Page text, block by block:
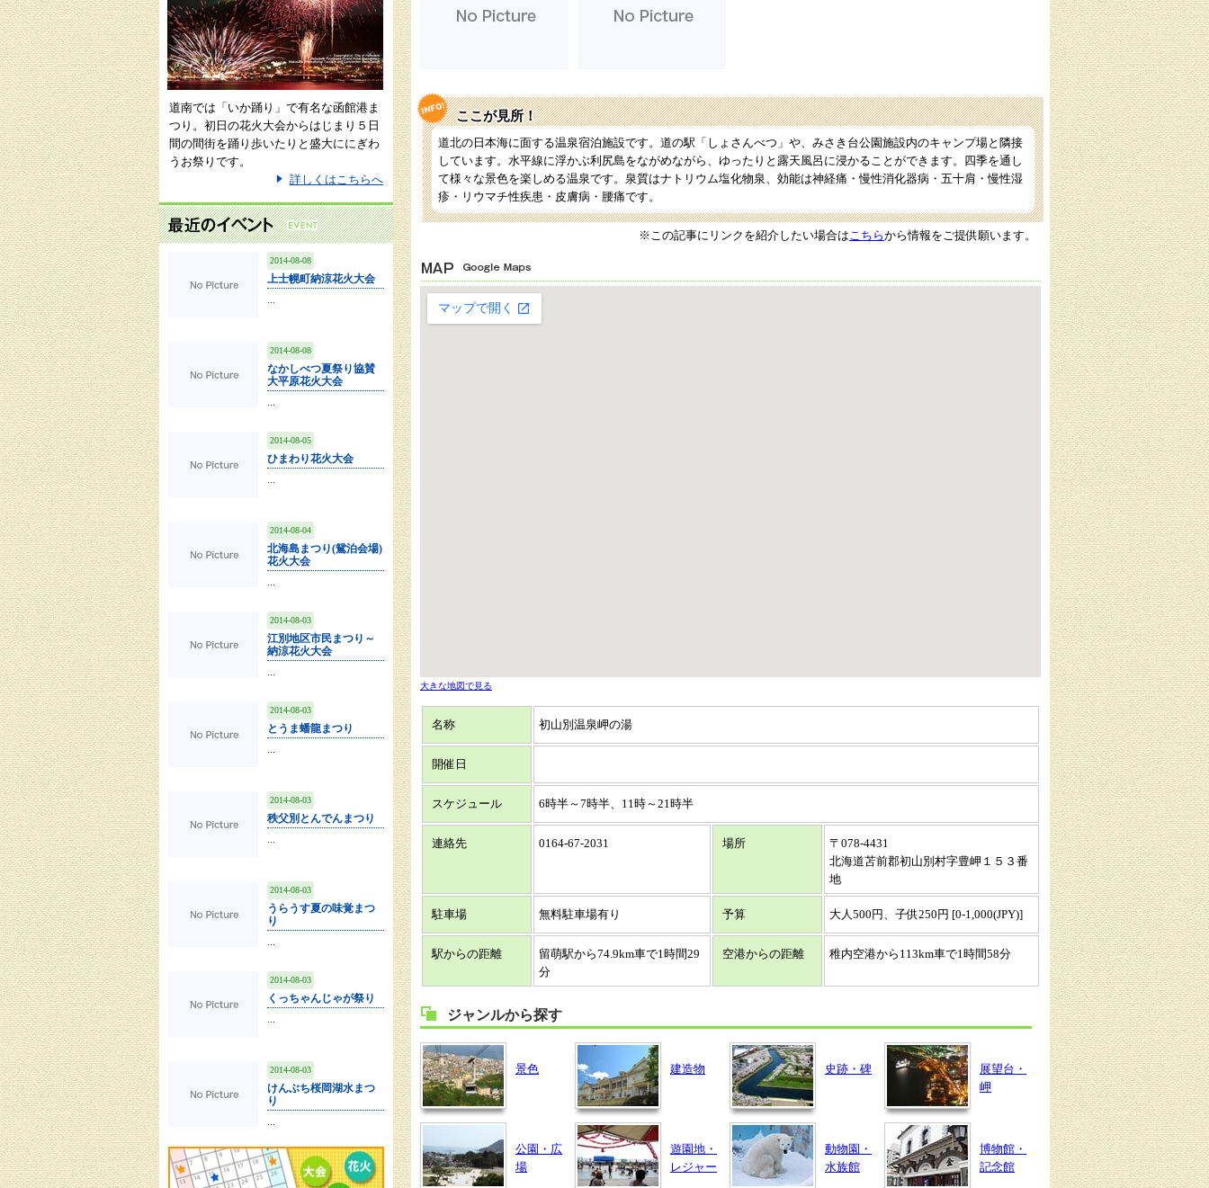
道南では「いか踊り」で有名な函館港ま
つり。初日の花火大会からはじまり５日
間の間街を踊り歩いたりと盛大ににぎわ
うお祭りです。
詳しくはこちらへ
2014-08-08
上士幌町納涼花火大会
2014-08-08
なかしべつ夏祭り協賛
大平原花火大会
2014-08-05
ひまわり花火大会
2014-08-04
北海島まつり(鴛泊会場)
花火大会
2014-08-03
江別地区市民まつり～
納涼花火大会
2014-08-03
とうま蟠龍まつり
2014-08-03
秩父別とんでんまつり
2014-08-03
うらうす夏の味覚まつ
り
2014-08-03
くっちゃんじゃが祭り
2014-08-03
けんぶち桜岡湖水まつ
り
ここが見所！
道北の日本海に面する温泉宿泊施設です。道の駅「しょさんべつ」や、みさき台公園施設内のキャンプ場と隣接
しています。水平線に浮かぶ利尻島をながめながら、ゆったりと露天風呂に浸かることができます。四季を通し
て様々な景色を楽しめる温泉です。泉質はナトリウム塩化物泉、効能は神経痛・慢性消化器病・五十肩・慢性湿
疹・リウマチ性疾患・皮膚病・腰痛です。
※この記事にリンクを紹介したい場合はこちらから情報をご提供願います。
大きな地図で見る
名称 初山別温泉岬の湯
開催日
スケジュール 6時半～7時半、11時～21時半
連絡先 0164-67-2031 場所
〒078-4431
北海道苫前郡初山別村字豊岬１５３番
地
駐車場 無料駐車場有り 予算 大人500円、子供250円 [0-1,000(JPY)]
駅からの距離
留萌駅から74.9km車で1時間29
分
空港からの距離 稚内空港から113km車で1時間58分
ジャンルから探す
景色 建造物 史跡・碑
展望台・
岬
公園・広
場
遊園地・
レジャー
動物園・
水族館
博物館・
記念館